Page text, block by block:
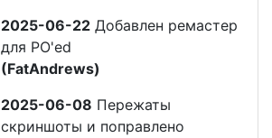
2025-06-22 Добавлен ремастер
для PO'ed
(FatAndrews)
2025-06-08 Пережаты
скриншоты и поправлено